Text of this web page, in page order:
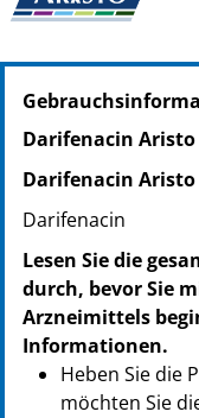
PZN: 17249063
PPN: 111724906371
PZN: 17249086
PZN: 17249092
PPN: 111724909290
PZN: 17249100
PPN: 111724910084
Darifenacin
Darifenacin
Darifenacin
Lesen Sie die
durch, bevor Sie
Arzneimittels
Informationen.
Heben Sie die
möchten Sie